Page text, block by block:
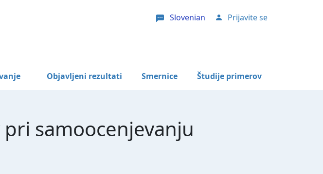
Slovenian User account menu
Prijavite se
Objavljeni rezultati Smernice Študije primerov
samoocenjevanju